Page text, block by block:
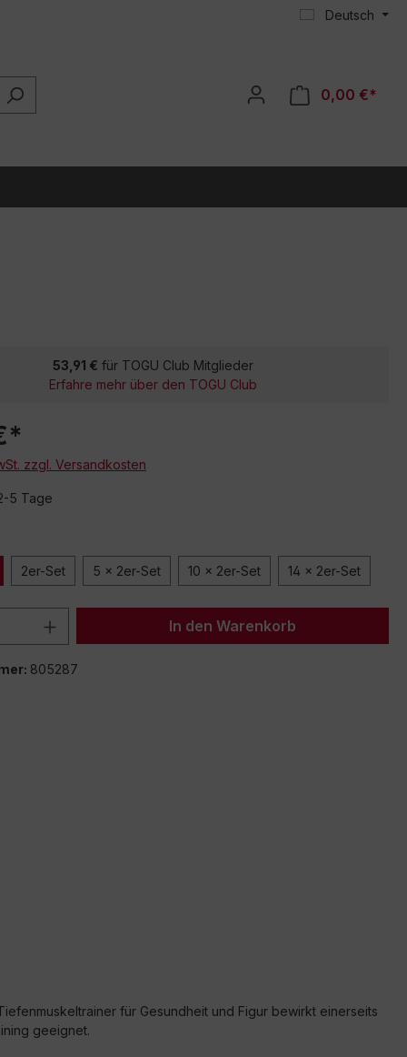
Deutsch
0,00 €*
53,91 € für TOGU Club Mitglieder
Erfahre mehr über den TOGU Club
zzgl. Versandkosten
5 Tage
2er-Set 5 x 2er-Set 10 x 2er-Set 14 x 2er-Set
Gib den gewünschten Wert
In den Warenkorb
805287
für Gesundheit und Figur bewirkt einerseits
geeignet.